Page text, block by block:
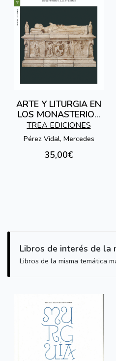
ARTE Y LITURGIA EN
LOS MONASTERIOS
DE DOMINICAS EN
CASTILLA
TREA EDICIONES
Pérez Vidal, Mercedes
35,00€
Libros de interés de la
Libros de la misma temática